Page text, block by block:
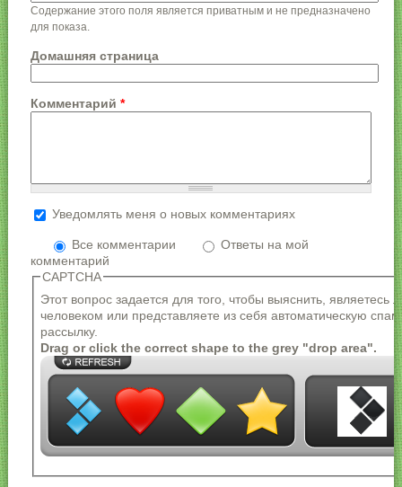
Содержание этого поля является приватным и не предназначено
для показа.
Домашняя страница
Комментарий *
Более подробная информация о текстовых
форматах
Формат текста
Адреса страниц и электронной почты
автоматически преобразуются в ссылки.
Разрешённые HTML-теги: <a> <em> <strong> <cite>
<blockquote> <code> <ul> <ol> <li> <dl> <dt> <dd>
Строки и параграфы переносятся автоматически.
Уведомлять меня о новых комментариях
Все комментарии
Ответы на мой
комментарий
CAPTCHA
Этот вопрос задается для того, чтобы выяснить, являетесь
человеком или представляете из себя автоматическую
рассылку.
Drag or click the correct shape to the grey "drop area".